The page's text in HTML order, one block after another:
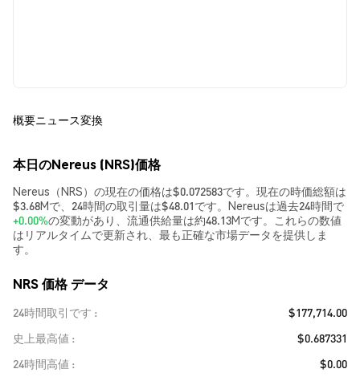
概要ニュース変換
本日のNereus (NRS)価格
Nereus（NRS）の現在の価格は$0.072583です。現在の時価総額は
$3.68Mで、24時間の取引量は$48.01です。Nereusは過去24時間で
+0.00%の変動があり、流通供給量は約48.13Mです。これらの数値
はリアルタイムで更新され、最も正確な市場データを提供しま
す。
NRS 価格 データ
24時間取引です
$177,714.00
史上最高値
$0.687331
24時間高値
$0.00